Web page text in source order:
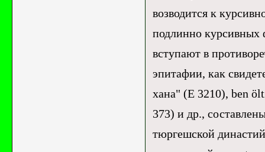
возводится к
подлинно курсивных
вступают в
эпитафии, как
хана" (E 3210), ben
373) и др.,
тюргешской